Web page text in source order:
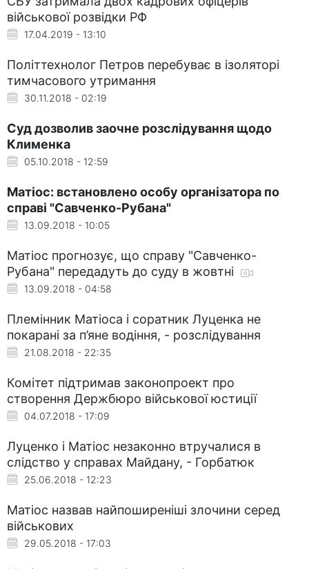
військової розвідки РФ
17.04.2019 - 13:10
Політтехнолог Петров перебуває в ізоляторі
тимчасового утримання
30.11.2018 - 02:19
Суд дозволив заочне розслідування щодо
Клименка
05.10.2018 - 12:59
Матіос: встановлено особу організатора по
справі "Савченко-Рубана"
13.09.2018 - 10:05
Матіос прогнозує, що справу "Савченко-
Рубана" передадуть до суду в жовтні
13.09.2018 - 04:58
Племінник Матіоса і соратник Луценка не
покарані за п’яне водіння, - розслідування
21.08.2018 - 22:35
Комітет підтримав законопроект про
створення Держбюро військової юстиції
04.07.2018 - 17:09
Луценко і Матіос незаконно втручалися в
слідство у справах Майдану, - Горбатюк
25.06.2018 - 12:23
Матіос назвав найпоширеніші злочини серед
військових
29.05.2018 - 17:03